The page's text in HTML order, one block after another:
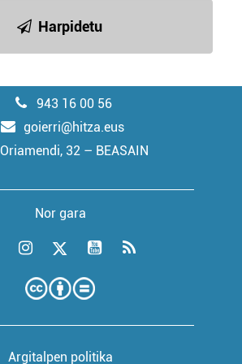
Harpidetu
943 16 00 56
goierri@hitza.eus
Oriamendi, 32 – BEASAIN
Nor gara
Argitalpen politika